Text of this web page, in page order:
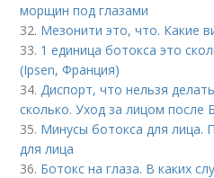
морщин под глазами
32. Мезонити это, что. Какие
33. 1 единица ботокса это
(Ipsen, Франция)
34. Диспорт, что нельзя
сколько. Уход за лицом после
35. Минусы ботокса для лица.
для лица
36. Ботокс на глаза. В каких